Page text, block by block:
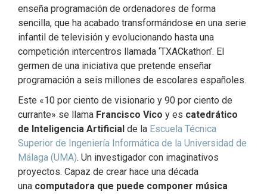
enseña programación de ordenadores de forma
sencilla, que ha acabado transformándose en una serie
infantil de televisión y evolucionando hasta una
competición intercentros llamada ‘TXACkathon’. El
germen de una iniciativa que pretende enseñar
programación a seis millones de escolares españoles.
Este «10 por ciento de visionario y 90 por ciento de
currante» se llama Francisco Vico y es catedrático
de Inteligencia Artificial de la Escuela Técnica
Superior de Ingeniería Informática de la Universidad de
Málaga (UMA). Un investigador con imaginativos
proyectos. Capaz de crear hace una década
una computadora que puede componer música